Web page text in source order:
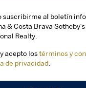
suscribirme al boletín
& Costa Brava Sotheby's
Realty.
acepto los términos y
de privacidad